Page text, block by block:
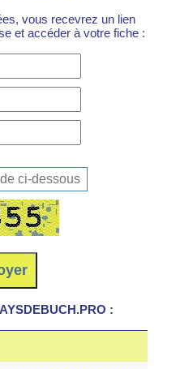
vous recevrez un lien
et accéder à votre fiche :
: